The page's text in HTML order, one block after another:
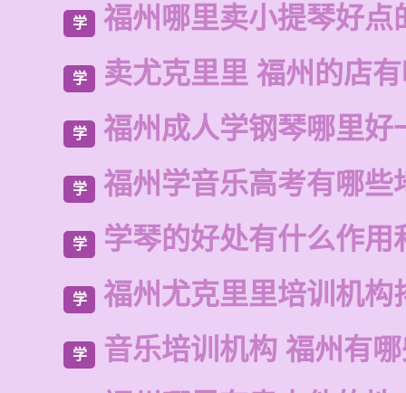
学 福州哪里卖小提琴好点
学 卖尤克里里 福州的店
学 福州成人学钢琴哪里好
学 福州学音乐高考有哪些
学 学琴的好处有什么作用
学 福州尤克里里培训机构
学
音乐培训机构 福州有